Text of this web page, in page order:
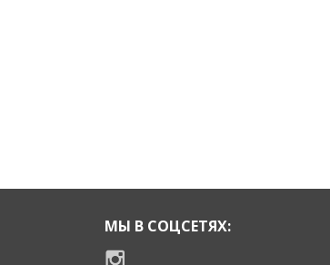
МЫ В СОЦСЕТЯХ: